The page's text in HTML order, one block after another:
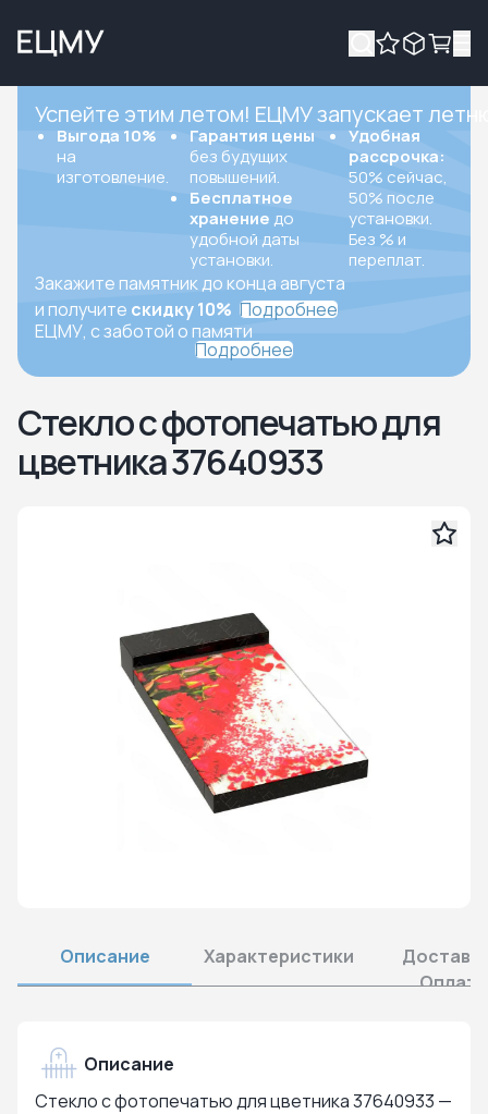
Успейте этим летом! ЕЦМУ запускает
Выгода 10%
на
изготовление.
Гарантия цены
без будущих
повышений.
Бесплатное
хранение до
удобной даты
установки.
Удобная
рассрочка:
50% сейчас,
50% после
установки.
Без % и
переплат.
Закажите памятник до конца августа
и получите скидку 10% Подробнее
ЕЦМУ, с заботой о памяти
Подробнее
Стекло с фотопечатью для
цветника 37640933
Описание Характеристики
Оплата
Описание
Стекло с фотопечатью для цветника 37640933 —